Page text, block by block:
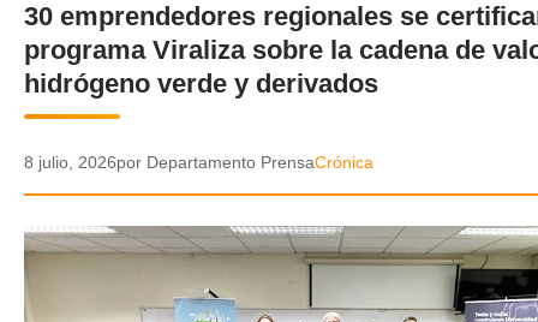
DEPORTES
ENTRETENIMIENTO Y CULTURA
AUDIOS
VIDEOS
✕
30 emprendedores regionales se
programa Viraliza sobre la cadena de
hidrógeno verde y derivados
8 julio, 2026por Departamento PrensaCrónica